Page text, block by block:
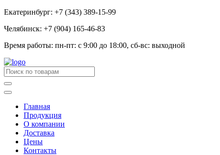
Екатеринбург: +7 (343) 389-15-99
Челябинск: +7 (904) 165-46-83
Время работы: пн-пт: с 9:00 до 18:00, сб-вс: выходной
Главная
Продукция
О компании
Доставка
Цены
Контакты